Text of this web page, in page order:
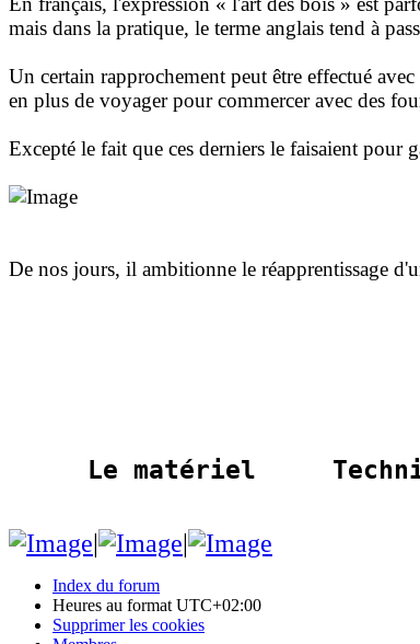
mais dans la pratique, le terme anglais tend à
Un certain rapprochement peut être effectué
en plus de voyager pour commercer avec des
Excepté le fait que ces derniers le faisaient pour
De nos jours, il ambitionne le réapprentissage
Le matériel
Index du forum
Heures au formatUTC+02:00
Supprimer les cookies